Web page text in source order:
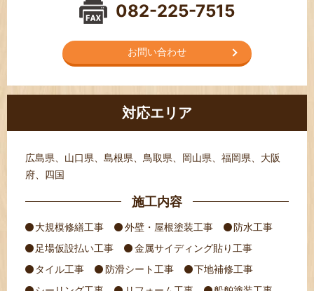
082-225-7515
お問い合わせ
対応エリア
広島県、山口県、島根県、鳥取県、岡山県、福岡県、大阪
府、四国
施工内容
大規模修繕工事 外壁・屋根塗装工事
防水工事
足場仮設払い工事
金属サイディング貼り工事
タイル工事
防滑シート工事
下地補修工事